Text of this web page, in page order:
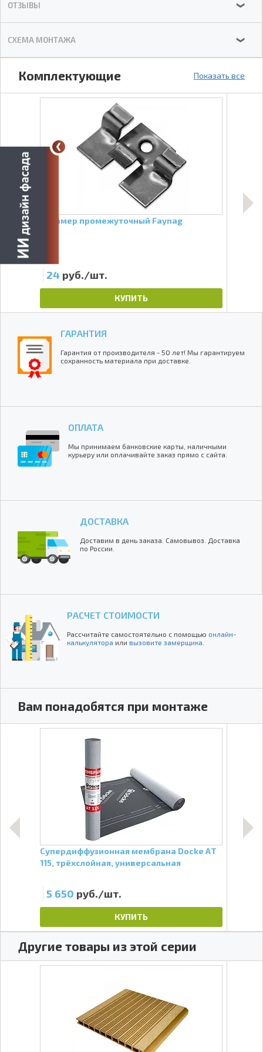
ОТЗЫВЫ ❯
СХЕМА МОНТАЖА ❯
Комплектующие Показать все
Кляймер промежуточный Faynag
24 руб./шт.
КУПИТЬ
ГАРАНТИЯ
Гарантия от производителя - 50 лет! Мы гарантируем
сохранность материала при доставке.
ОПЛАТА
Мы принимаем банковские карты, наличными
курьеру или оплачивайте заказ прямо с сайта.
ДОСТАВКА
Доставим в день заказа. Самовывоз. Доставка
по России.
РАСЧЕТ СТОИМОСТИ
Рассчитайте самостоятельно с помощью онлайн-
калькулятора или вызовите замерщика
Вам понадобятся при монтаже
Супердиффузионная мембрана Docke АT
115, трёхслойная, универсальная
5 650 руб./шт.
КУПИТЬ
Другие товары из этой серии